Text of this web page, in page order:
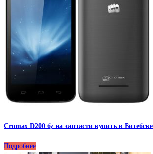
Cromax D200 бу на запчасти купить в Витебске
Подробнее